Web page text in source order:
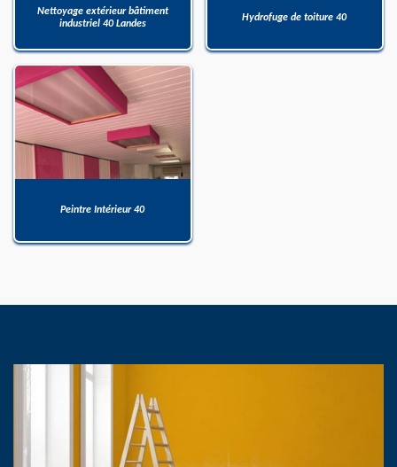
Nettoyage extérieur bâtiment
industriel 40 Landes
Hydrofuge de toiture 40
Peintre Intérieur 40